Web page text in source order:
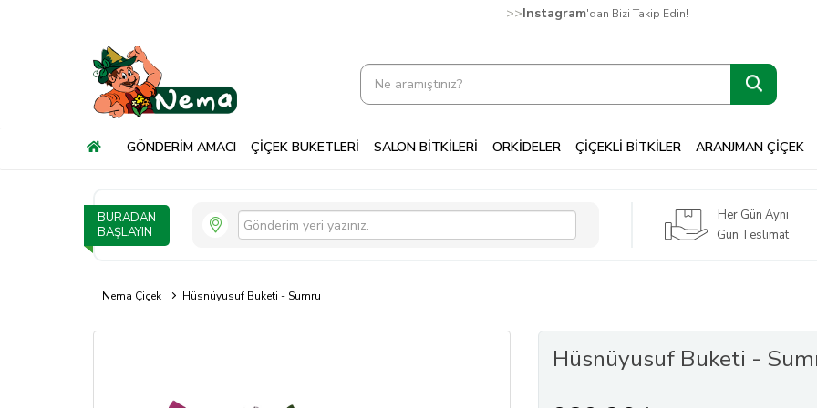
>>Instagram'dan Bizi Takip Edin!
GÖNDERİM AMACI ÇİÇEK BUKETLERİ SALON BİTKİLERİ ORKİDELER ÇİÇEKLİ BİTKİLER ARANJMAN ÇİÇEK
BURADAN
BAŞLAYIN
Her Gün Aynı
Gün Teslimat
Nema Çiçek Hüsnüyusuf Buketi - Sumru
Hüsnüyusuf Buketi -